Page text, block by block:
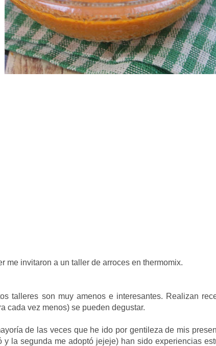
me invitaron a un taller de arroces en thermomix.
talleres son muy amenos e interesantes. Realizan
cada vez menos) se pueden degustar.
de las veces que he ido por gentileza de mis
y la segunda me adoptó jejeje) han sido experiencias